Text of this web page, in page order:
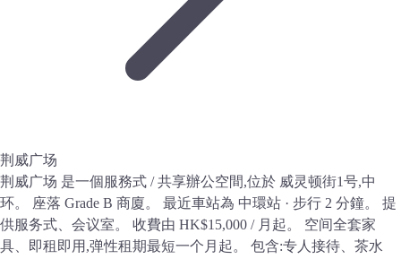
荆威广场
荆威广场 是一個服務式 / 共享辦公空間,位於 威灵顿街1号,中
环。 座落 Grade B 商廈。 最近車站為 中環站 · 步行 2 分鐘。 提
供服务式、会议室。 收費由 HK$15,000 / 月起。 空间全套家
具、即租即用,弹性租期最短一个月起。 包含:专人接待、茶水